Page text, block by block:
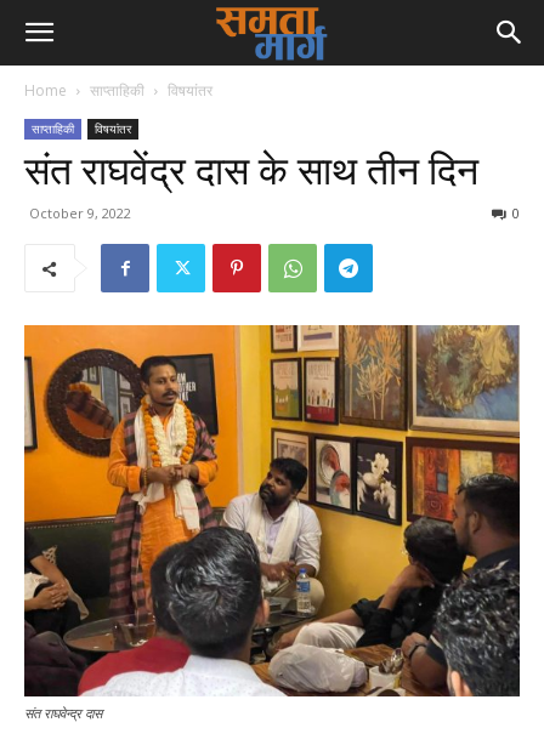
Home साप्ताहिकी विषयांतर
साप्ताहिकी विषयांतर
संत राघवेंद्र दास के साथ तीन दिन
October 9, 2022 0
संत राघवेन्द्र दास